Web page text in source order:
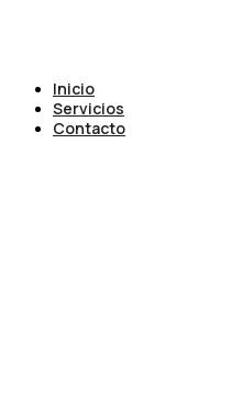
Inicio
Servicios
Contacto